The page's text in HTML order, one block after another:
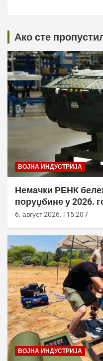
Ако сте
ВОЈНА ИНДУСТРИЈА
Немачки РЕНК
поруџбине у 2026.
6. август 2026. | 15:20
ВОЈНА ИНДУСТРИЈА